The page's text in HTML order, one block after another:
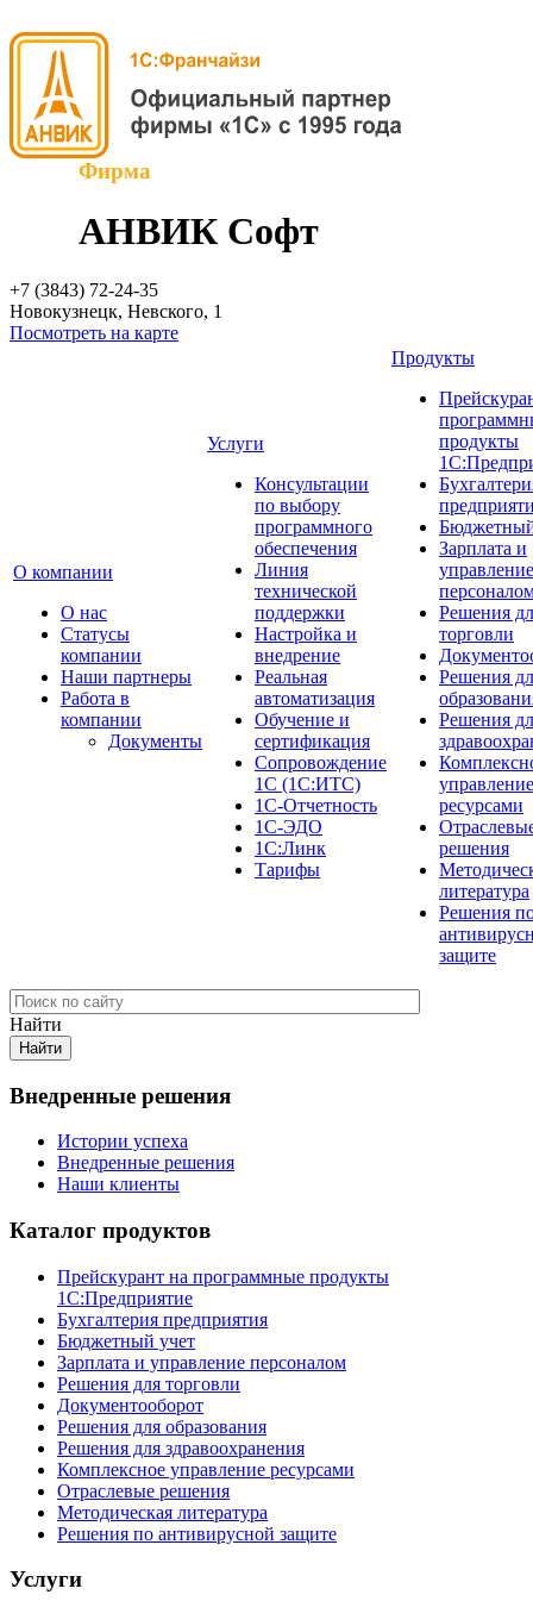
Фирма
АНВИК Софт
+7 (3843) 72-24-35
Новокузнецк, Невского, 1
Посмотреть на карте
О компании
О нас
Cтатусы
компании
Наши партнеры
Работа в
компании
Документы
Услуги
Консультации
по выбору
программного
обеспечения
Линия
технической
поддержки
Настройка и
внедрение
Реальная
автоматизация
Обучение и
сертификация
Сопровождение
1С (1С:ИТС)
1С-Отчетность
1С-ЭДО
1С:Линк
Тарифы
Продукты
продукты
Зарплата и
управление
Решения
торговли
Решения
Решения
управление
ресурсами
решения
литература
Решения
защите
Найти
Внедренные решения
Истории успеха
Внедренные решения
Наши клиенты
Каталог продуктов
Прейскурант на программные продукты
1С:Предприятие
Бухгалтерия предприятия
Бюджетный учет
Зарплата и управление персоналом
Решения для торговли
Документооборот
Решения для образования
Решения для здравоохранения
Комплексное управление ресурсами
Отраслевые решения
Методическая литература
Решения по антивирусной защите
Услуги